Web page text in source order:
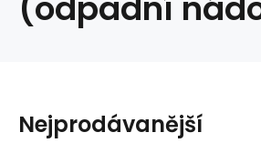
Nejprodávanější